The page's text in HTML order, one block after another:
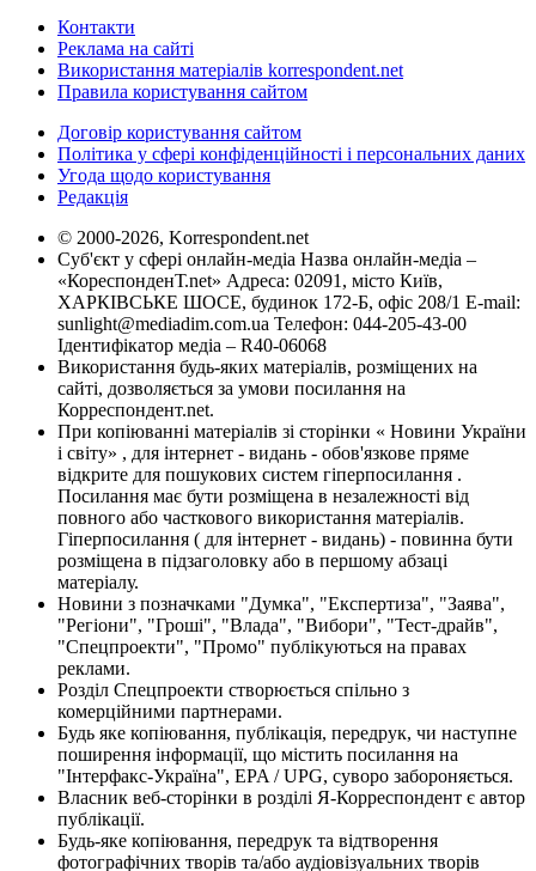
Контакти
Реклама на сайті
Використання матеріалів korrespondent.net
Правила користування сайтом
Договір користування сайтом
Політика у сфері конфіденційності і персональних даних
Угода щодо користування
Редакція
© 2000-2026, Korrespondent.net
Суб'єкт у сфері онлайн-медіа Назва онлайн-медіа –
«КореспонденТ.net» Адреса: 02091, місто Київ,
ХАРКІВСЬКЕ ШОСЕ, будинок 172-Б, офіс 208/1 E-mail:
sunlight@mediadim.com.ua Телефон: 044-205-43-00
Ідентифікатор медіа – R40-06068
Використання будь-яких матеріалів, розміщених на
сайті, дозволяється за умови посилання на
Корреспондент.net.
При копіюванні матеріалів зі сторінки « Новини України
і світу» , для інтернет - видань - обов'язкове пряме
відкрите для пошукових систем гіперпосилання .
Посилання має бути розміщена в незалежності від
повного або часткового використання матеріалів.
Гіперпосилання ( для інтернет - видань) - повинна бути
розміщена в підзаголовку або в першому абзаці
матеріалу.
Новини з позначками "Думка", "Експертиза", "Заява",
"Регіони", "Гроші", "Влада", "Вибори", "Тест-драйв",
"Спецпроекти", "Промо" публікуються на правах
реклами.
Розділ Спецпроекти створюється спільно з
комерційними партнерами.
Будь яке копіювання, публікація, передрук, чи наступне
поширення інформації, що містить посилання на
"Інтерфакс-Україна", EPA / UPG, суворо забороняється.
Власник веб-сторінки в розділі Я-Корреспондент є автор
публікації.
Будь-яке копіювання, передрук та відтворення
фотографічних творів та/або аудіовізуальних творів